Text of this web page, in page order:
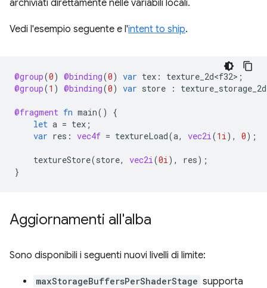
archiviati direttamente nelle variabili locali.
Vedi l'esempio seguente e l'intent to ship.
@group(0) @binding(0) var tex : texture_2d<f32> ;
@group(1 ) @binding(0) var store :
@fragment fn main()
{
let a = tex ;
var res : vec4f = textureLoad(a, vec2i(1i), 0);
textureStore(store, vec2i(0i), res);
}
Aggiornamenti all'alba
Sono disponibili i seguenti nuovi livelli di limite:
maxStorageBuffersPerShaderStage supporta